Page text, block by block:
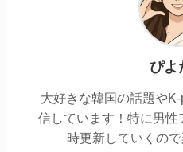
ぴよ
大好きな韓国の話題や
信しています！特に男
時更新していくの